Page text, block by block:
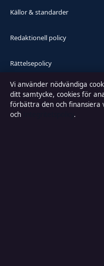
Källor & standarder
Redaktionell policy
Rättelsepolicy
Faktagranskningspolicy
Ägande & finansiering
Vi använder nödvändiga
ditt samtycke, cookies för
förbättra den och finansiera
och
.